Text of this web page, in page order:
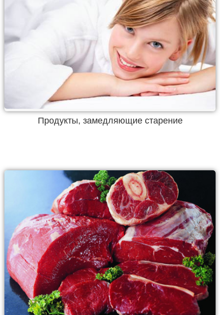
Продукты, замедляющие старение